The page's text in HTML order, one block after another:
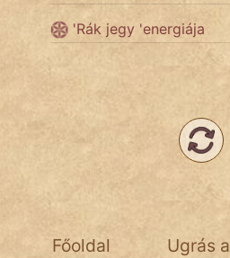
ZENE
Népszerű szerzőink:
'Rák jegy 'energiája
Ugrás
Főoldal